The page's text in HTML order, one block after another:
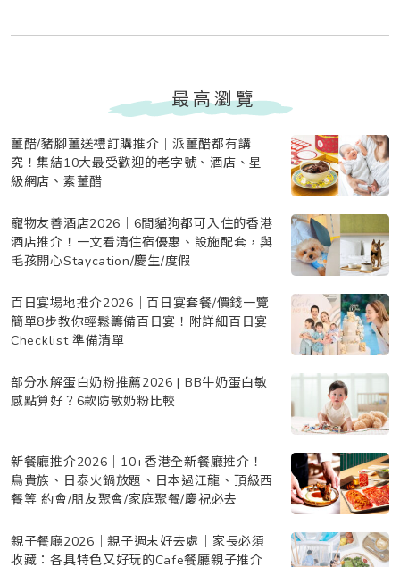
最高瀏覽
薑醋/豬腳薑送禮訂購推介｜派薑醋都有講
究！集結10大最受歡迎的老字號、酒店、星
級網店、素薑醋
寵物友善酒店2026｜6間貓狗都可入住的香港
酒店推介！一文看清住宿優惠、設施配套，與
毛孩開心Staycation/慶生/度假
百日宴場地推介2026｜百日宴套餐/價錢一覽
簡單8步教你輕鬆籌備百日宴！附詳細百日宴
Checklist 準備清單
部分水解蛋白奶粉推薦2026 | BB牛奶蛋白敏
感點算好？6款防敏奶粉比較
新餐廳推介2026｜10+香港全新餐廳推介！
鳥貴族、日泰火鍋放題、日本過江龍、頂級西
餐等 約會/朋友聚會/家庭聚餐/慶祝必去
親子餐廳2026｜親子週末好去處｜家長必須
收藏：各具特色又好玩的Cafe餐廳親子推介